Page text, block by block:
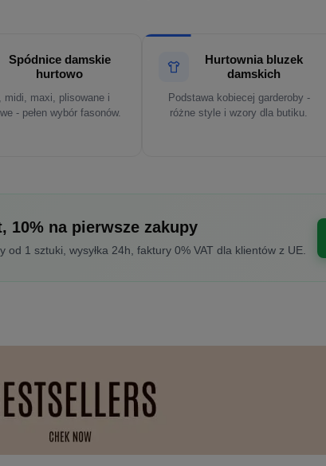
Spódnice damskie
hurtowo
midi, maxi, plisowane i
- pełen wybór fasonów.
Hurtownia bluzek
damskich
Podstawa kobiecej garderoby -
różne style i wzory dla butiku.
10% na pierwsze zakupy
1 sztuki, wysyłka 24h, faktury 0% VAT dla klientów z UE.